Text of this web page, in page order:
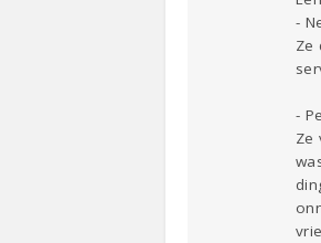
-
Ze
-
Ze